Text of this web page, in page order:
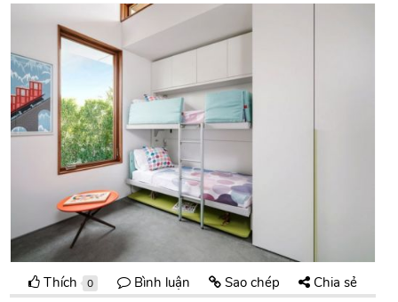
Thích 0 Bình luận Sao chép Chia sẻ